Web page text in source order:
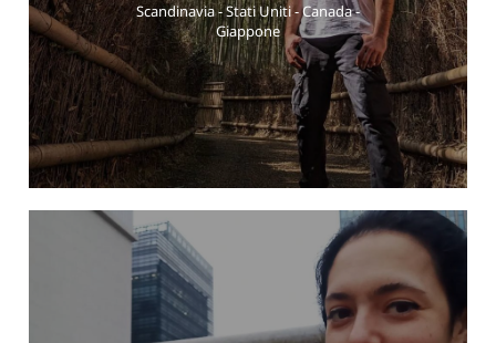
Scandinavia - Stati Uniti - Canada -
Giappone